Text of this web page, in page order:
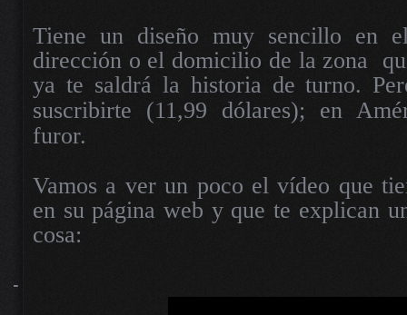
Tiene un diseño muy sencillo en
dirección o el domicilio de la zona
ya te saldrá la historia de turno.
suscribirte (11,99 dólares); en
furor.
Vamos a ver un poco el vídeo que
en su página web y que te explican
cosa:
-